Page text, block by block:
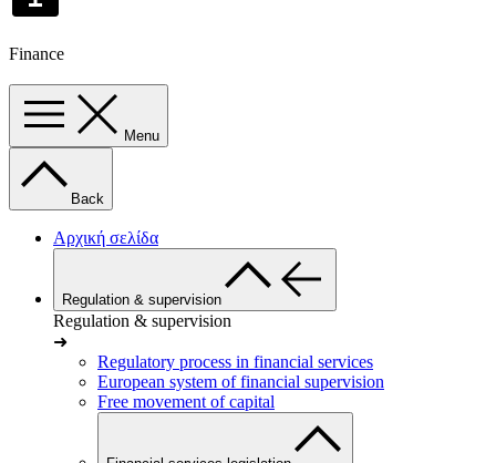
Finance
Menu
Back
Αρχική σελίδα
Regulation & supervision
Regulation & supervision
➜
Regulatory process in financial services
European system of financial supervision
Free movement of capital